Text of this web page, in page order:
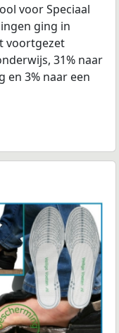
voor Speciaal
ging in
voortgezet
31% naar
en 3% naar een